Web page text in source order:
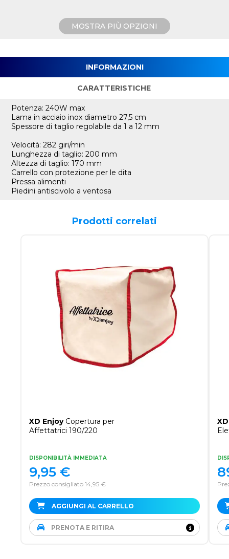
MOSTRA PIÙ OPZIONI
INFORMAZIONI
CARATTERISTICHE
Potenza: 240W max
Lama in acciaio inox diametro 27,5 cm
Spessore di taglio regolabile da 1 a 12 mm
Velocità: 282 giri/min
Lunghezza di taglio: 200 mm
Altezza di taglio: 170 mm
Carrello con protezione per le dita
Pressa alimenti
Piedini antiscivolo a ventosa
Prodotti correlati
XD EnjoyCopertura per
Affettatrici 190/220
DISPONIBILITÀ IMMEDIATA
Prezzo consigliato 14,95 €
9,95 €
AGGIUNGI AL CARRELLO
PRENOTA E RITIRA